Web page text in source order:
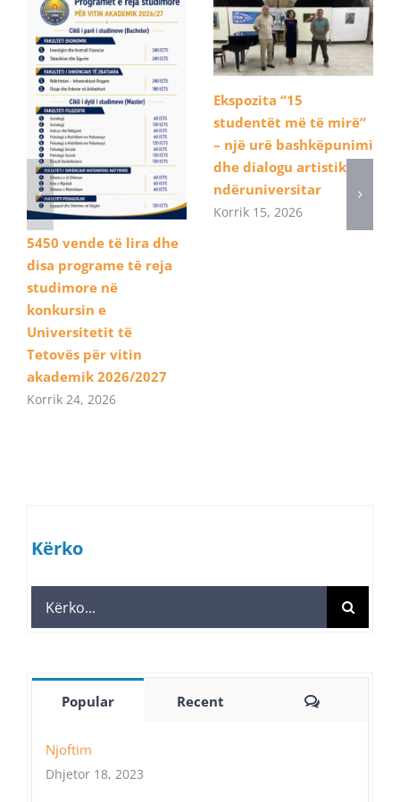
5450 vende të lira dhe
disa programe të reja
studimore në
konkursin e
Universitetit të
Tetovës për vitin
akademik 2026/2027
Korrik 24, 2026
Ekspozita “15
studentët më të mirë”
– një urë bashkëpunimi
dhe dialogu artistik
ndëruniversitar
Korrik 15, 2026
Kërko
Search
for:
Popular Recent Comments
Njoftim
Dhjetor 18, 2023